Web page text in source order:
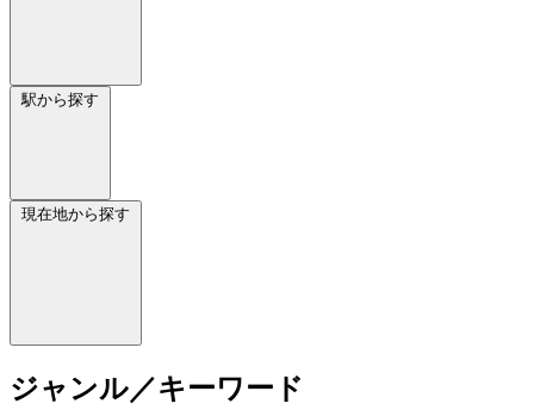
駅から探す
現在地から探す
ジャンル／キーワード